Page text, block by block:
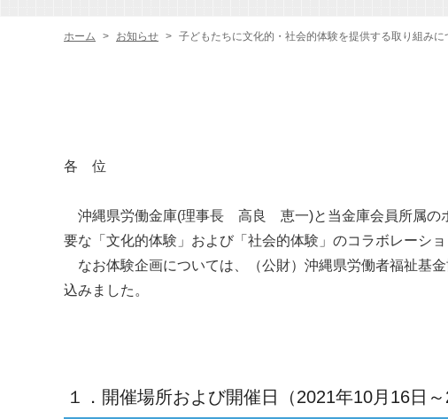
ホーム お知らせ 子どもたちに文化的・社会的体験を提供する取り組みに
各 位
沖縄県労働金庫(理事長 高良 恵一)と当金庫会員所属の
要な「文化的体験」および「社会的体験」のコラボレーショ
なお体験企画については、（公財）沖縄県労働者福祉基
込みました。
１．開催場所および開催日（2021年10月16日～